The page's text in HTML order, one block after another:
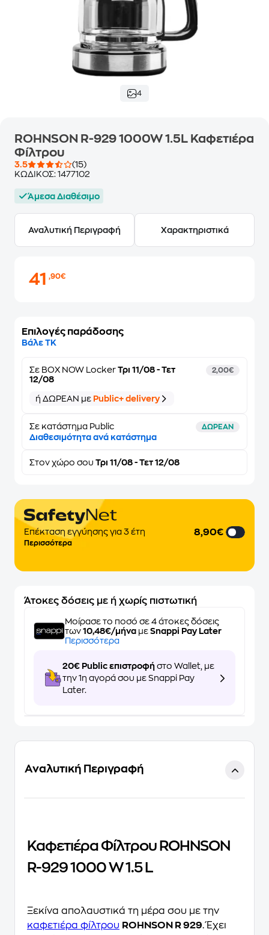
4
ROHNSON R-929 1000W 1.5L Καφετιέρα
Φίλτρου
3.5
(15)
ΚΩΔΙΚΟΣ: 1477102
Άμεσα Διαθέσιμο
Αναλυτική Περιγραφή Χαρακτηριστικά
41,90€
Επιλογές παράδοσης
Βάλε ΤΚ
Σε BOX NOW Locker Τρι 11/08 - Τετ
12/08
2,00€
ή ΔΩΡΕΑΝ με Public+ delivery
Σε κατάστημα Public ΔΩΡΕΑΝ
Διαθεσιμότητα ανά κατάστημα
Στον χώρο σου Τρι 11/08 - Τετ 12/08
Επέκταση εγγύησης για 3 έτη
Περισσότερα
8,90€
Άτοκες δόσεις με ή χωρίς πιστωτική
Μοίρασε το ποσό σε 4 άτοκες δόσεις
των 10,48€/μήνα με Snappi Pay Later
Περισσότερα
20€ Public επιστροφή στο Wallet, με
την 1η αγορά σου με Snappi Pay
Later.
Αναλυτική Περιγραφή
Καφετιέρα Φίλτρου ROHNSON
R-929 1000 W 1.5 L
Ξεκίνα απολαυστικά τη μέρα σου με την
καφετιέρα φίλτρου ROHNSON R 929. Έχει